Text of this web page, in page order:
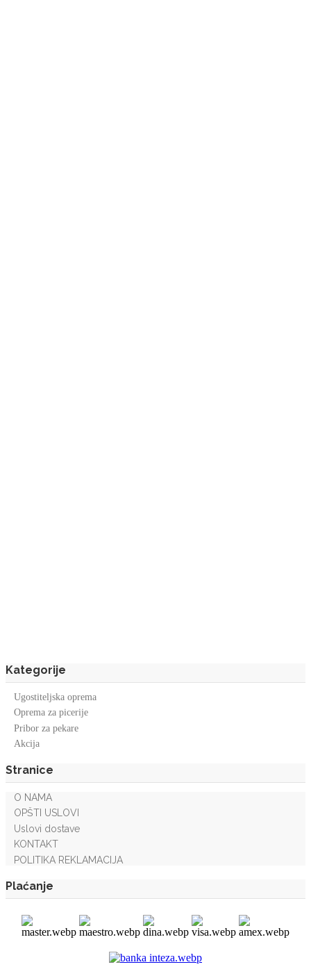
Kategorije
Ugostiteljska oprema
Oprema za picerije
Pribor za pekare
Akcija
Stranice
O NAMA
OPŠTI USLOVI
Uslovi dostave
KONTAKT
POLITIKA REKLAMACIJA
Plaćanje